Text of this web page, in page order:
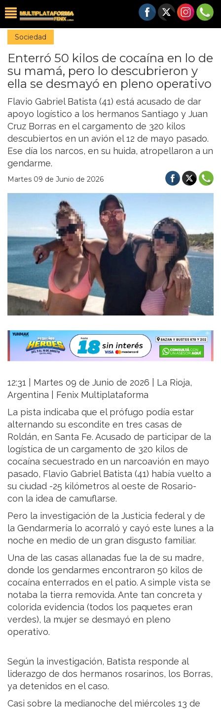
Sociedad
Enterró 50 kilos de cocaína en lo de
su mamá, pero lo descubrieron y
ella se desmayó en pleno operativo
Flavio Gabriel Batista (41) está acusado de dar
apoyo logístico a los hermanos Santiago y Juan
Cruz Borras en el cargamento de 320 kilos
descubiertos en un avión el 12 de mayo pasado.
Ese día los narcos, en su huida, atropellaron a un
gendarme.
Martes 09 de Junio de 2026
12:31 | Martes 09 de Junio de 2026 | La Rioja,
Argentina | Fenix Multiplataforma
La pista indicaba que el prófugo podía estar
alternando su escondite en tres casas de
Roldán, en Santa Fe. Acusado de participar de la
logística de un cargamento de 320 kilos de
cocaína secuestrado en un narcoavión en mayo
pasado, Flavio Gabriel Batista (41) había vuelto a
su ciudad -25 kilómetros al oeste de Rosario-
con la idea de camuflarse.
Pero la investigación de la Justicia federal y de
la Gendarmería lo acorraló y cayó este lunes a la
noche en medio de un gran disgusto familiar.
Una de las casas allanadas fue la de su madre,
donde los gendarmes encontraron 50 kilos de
cocaína enterrados en el patio. A simple vista se
notaba la tierra removida. Ante tan concreta y
colorida evidencia (todos los paquetes eran
verdes), la mujer se desmayó en pleno
operativo.
Según la investigación, Batista responde al
liderazgo de dos hermanos rosarinos, los Borras,
ya detenidos en el caso.
Casi sobre la medianoche del miércoles 13 de